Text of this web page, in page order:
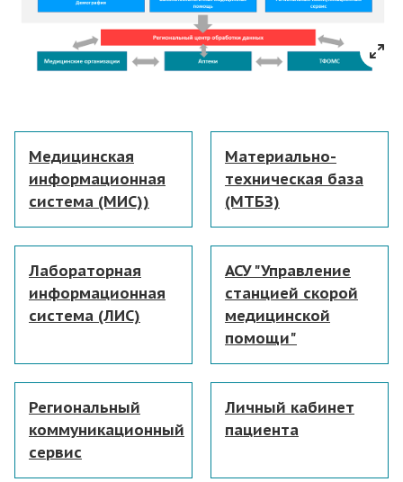
Медицинская
информационная
система (МИС))
Материально-
техническая база
(МТБЗ)
Лабораторная
информационная
система (ЛИС)
АСУ "Управление
станцией скорой
медицинской
помощи"
Региональный
коммуникационный
сервис
Личный кабинет
пациента